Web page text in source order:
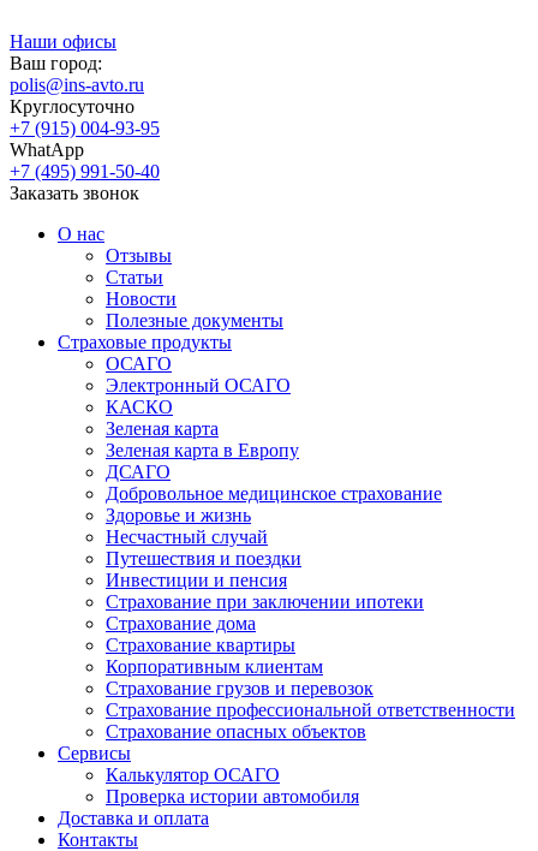
Наши офисы
Ваш город:
polis@ins-avto.ru
Круглосуточно
+7 (915) 004-93-95
WhatApp
+7 (495) 991-50-40
Заказать звонок
О нас
Отзывы
Статьи
Новости
Полезные документы
Страховые продукты
ОСАГО
Электронный ОСАГО
КАСКО
Зеленая карта
Зеленая карта в Европу
ДСАГО
Добровольное медицинское страхование
Здоровье и жизнь
Несчастный случай
Путешествия и поездки
Инвестиции и пенсия
Страхование при заключении ипотеки
Страхование дома
Страхование квартиры
Корпоративным клиентам
Страхование грузов и перевозок
Страхование профессиональной ответственности
Страхование опасных объектов
Сервисы
Калькулятор ОСАГО
Проверка истории автомобиля
Доставка и оплата
Контакты